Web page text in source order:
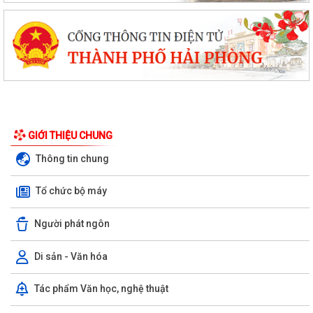
GIỚI THIỆU CHUNG
Thông tin chung
Tổ chức bộ máy
Người phát ngôn
Di sản - Văn hóa
Tác phẩm Văn học, nghệ thuật
Xã Tiên Minh triển khai lấy mẫu sinh phẩm ADN liệt sĩ chưa xác định
được thông tin
Hải Phòng giảm thời gian giải quyết từ 50% trở lên hơn 1.900 thủ tục
Hải Phòng ban hành chính sách hỗ trợ công chức bộ phận 'một cửa'
tháng 8/2026
Quyết định của UBND thành phố Hải Phòng về việc công bố danh mục
thủ tục hành chính được sửa đổi,...
việc triển khai mô hình “Hành chính...